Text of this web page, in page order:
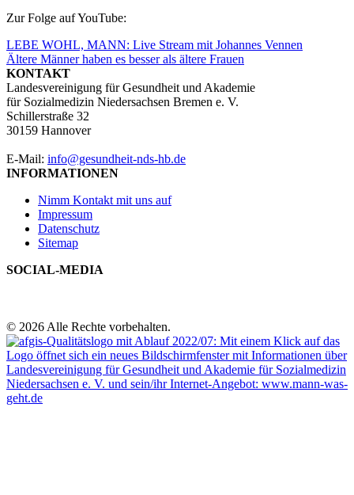
Zur Folge auf YouTube:
Beitragsnavigation
LEBE WOHL, MANN: Live Stream mit Johannes Vennen
Ältere Männer haben es besser als ältere Frauen
KONTAKT
Landesvereinigung für Gesundheit und Akademie
für Sozialmedizin Niedersachsen Bremen e. V.
Schillerstraße 32
30159 Hannover
E-Mail: info@gesundheit-nds-hb.de
INFORMATIONEN
Nimm Kontakt mit uns auf
Impressum
Datenschutz
Sitemap
SOCIAL-MEDIA
© 2026 Alle Rechte vorbehalten.